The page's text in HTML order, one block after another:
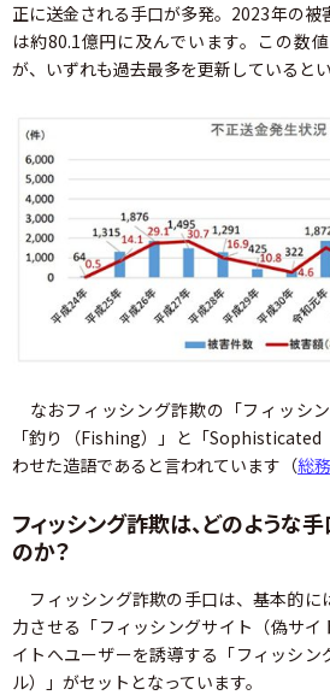
正に送金される手口が多発。2023年の被
は約80.1億円に及んでいます。この数
が、いずれも過去最多を更新しているとい
なおフィッシング詐欺の「フィッシ
「釣り（Fishing）」と「Sophisticated
わせた造語であると言われています（総
フィッシング詐欺は、どのような
のか？
フィッシング詐欺の手口は、基本的に
力させる「フィッシングサイト（偽サイ
イトへユーザーを誘導する「フィッシン
ル）」がセットとなっています。